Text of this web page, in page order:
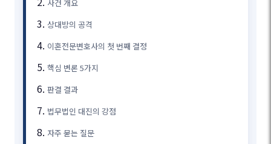
사건 개요
상대방의 공격
이혼전문변호사의 첫 번째 결정
핵심 변론 5가지
판결 결과
법무법인 대진의 강점
자주 묻는 질문